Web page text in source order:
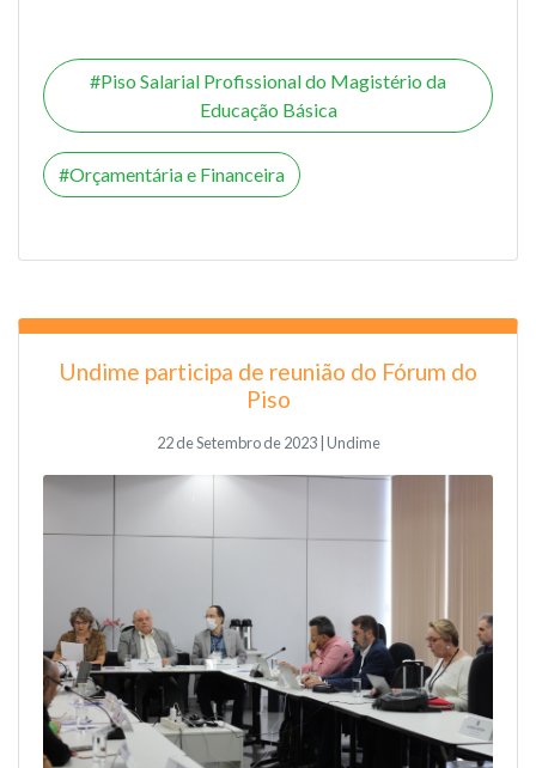
Piso Salarial Profissional do Magistério da
Educação Básica
Orçamentária e Financeira
Undime participa de reunião do Fórum do
Piso
22 de Setembro de 2023 | Undime